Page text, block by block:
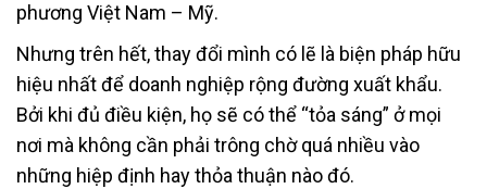
phương Việt Nam – Mỹ.
Nhưng trên hết, thay đổi mình có lẽ là biện pháp hữu
hiệu nhất để doanh nghiệp rộng đường xuất khẩu.
Bởi khi đủ điều kiện, họ sẽ có thể “tỏa sáng” ở mọi
nơi mà không cần phải trông chờ quá nhiều vào
những hiệp định hay thỏa thuận nào đó.